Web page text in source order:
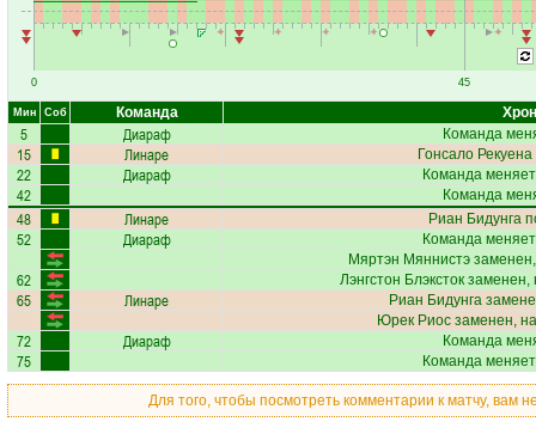
0 45
Мин Соб Команда
5 Диараф Команда
15 Линаре Гонсало Рекуена
22 Диараф Команда
42 Команда
48 Линаре Риан Бидунга
52 Диараф
Команда
Мяртэн Мяннистэ
62 Лэнгстон Блэкстокзаменен,
65 Линаре Риан Бидунга
Юрек Риосзаменен,
72 Диараф Команда
75 Команда
Для того, чтобы посмотреть комментарии к матчу, вам